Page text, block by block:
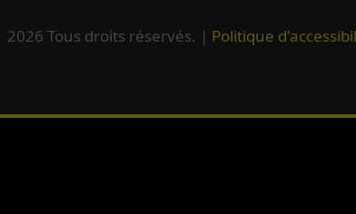
2026 Tous droits réservés. | Politique